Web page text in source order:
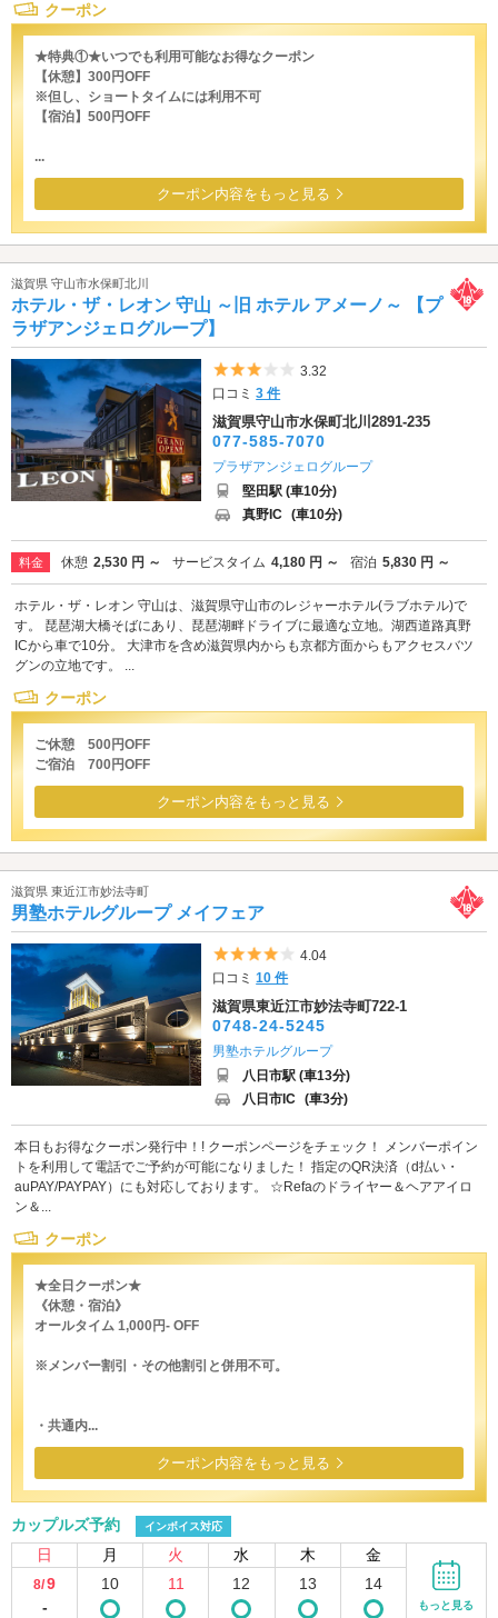
クーポン
★特典①★いつでも利用可能なお得なクーポン
【休憩】300円OFF
※但し、ショートタイムには利用不可
【宿泊】500円OFF
...
クーポン内容をもっと見る
滋賀県 守山市水保町北川
ホテル・ザ・レオン 守山 ～旧 ホテル アメーノ～ 【プ
ラザアンジェログループ】
5つ星のうち3
3.32
口コミ3 件
滋賀県守山市水保町北川2891-235
077-585-7070
プラザアンジェログループ
堅田駅 (車10分)
真野IC (車10分)
料金 休憩 2,530 円 ～ サービスタイム 4,180 円 ～ 宿泊 5,830 円 ～
ホテル・ザ・レオン 守山は、滋賀県守山市のレジャーホテル(ラブホテル)で
す。 琵琶湖大橋そばにあり、琵琶湖畔ドライブに最適な立地。湖西道路真野
ICから車で10分。 大津市を含め滋賀県内からも京都方面からもアクセスバツ
グンの立地です。 ...
クーポン
ご休憩 500円OFF
ご宿泊 700円OFF
クーポン内容をもっと見る
滋賀県 東近江市妙法寺町
男塾ホテルグループ メイフェア
5つ星のうち4
4.04
口コミ10 件
滋賀県東近江市妙法寺町722-1
0748-24-5245
男塾ホテルグループ
八日市駅 (車13分)
八日市IC (車3分)
本日もお得なクーポン発行中！! クーポンページをチェック！ メンバーポイン
トを利用して電話でご予約が可能になりました！ 指定のQR決済（d払い・
auPAY/PAYPAY）にも対応しております。 ☆Refaのドライヤー＆ヘアアイロ
ン＆...
クーポン
★全日クーポン★
《休憩・宿泊》
オールタイム 1,000円- OFF
※メンバー割引・その他割引と併用不可。
・共通内...
クーポン内容をもっと見る
カップルズ予約 インボイス対応
日 月 火 水 木 金
8/9
-
10 11 12 13 14
もっと見る